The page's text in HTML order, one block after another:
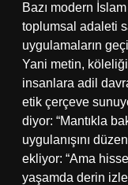
Bazı modern
toplumsal adaleti
uygulamaların
Yani metin,
insanlara adil
etik çerçeve
diyor: “Mantıkla
uygulanışını
ekliyor: “Ama
yaşamda derin